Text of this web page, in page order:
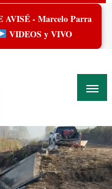
AVISÉ - Marcelo Parra
VIDEOS y VIVO